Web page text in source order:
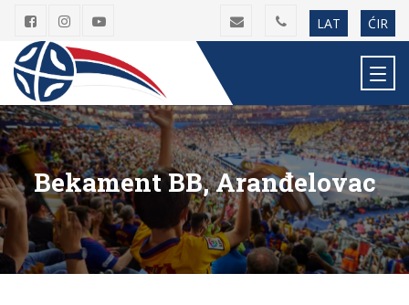
LAT ĆIR
Bekament BB, Aranđelovac